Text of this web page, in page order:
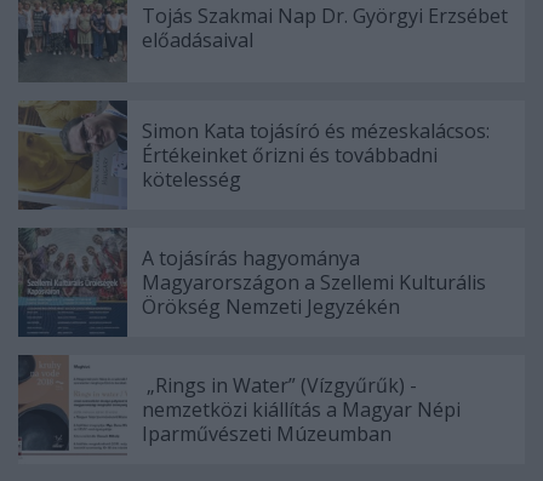
Tojás Szakmai Nap Dr. Györgyi Erzsébet
előadásaival
Simon Kata tojásíró és mézeskalácsos:
Értékeinket őrizni és továbbadni
kötelesség
A tojásírás hagyománya
Magyarországon a Szellemi Kulturális
Örökség Nemzeti Jegyzékén
„Rings in Water” (Vízgyűrűk) -
nemzetközi kiállítás a Magyar Népi
Iparművészeti Múzeumban